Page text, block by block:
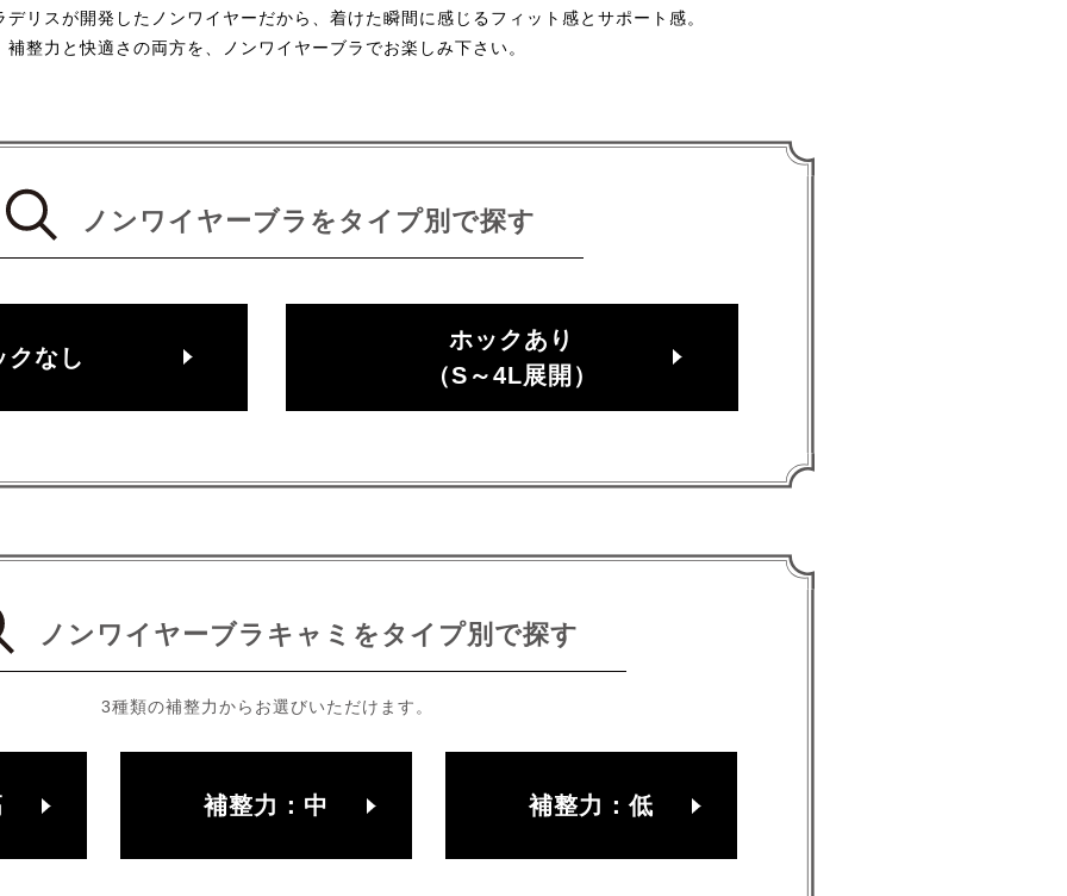
リスが開発したノンワイヤーだから、着けた瞬間に感じるフィット感とサポート感。
補整力と快適さの両方を、ノンワイヤーブラでお楽しみ下さい。
ノンワイヤーブラを タイプ別で探す
クなし
ホックあり
（S～4L展開）
ノンワイヤーブラキャミ を タイプ別で探す
3種類の補整力からお選びいただけます。
補整力：中 補整力：低